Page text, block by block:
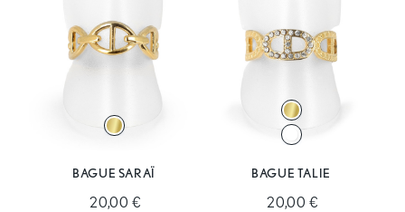
BAGUE SARAÏ
20,00 €
BAGUE TALIE
20,00 €